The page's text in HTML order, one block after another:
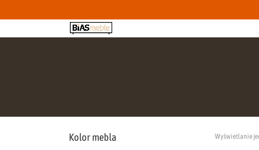
Kolor mebla Wyświetlanie